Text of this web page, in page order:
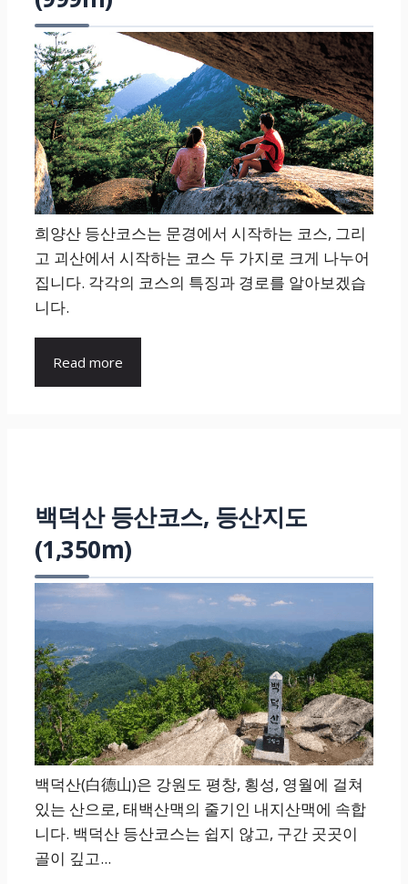
희양산 등산코스는 문경에서 시작하는 코스, 그리
고 괴산에서 시작하는 코스 두 가지로 크게 나누어
집니다. 각각의 코스의 특징과 경로를 알아보겠습
니다.
Read more
백덕산 등산코스, 등산지도
(1,350m)
백덕산(白德山)은 강원도 평창, 횡성, 영월에 걸쳐
있는 산으로, 태백산맥의 줄기인 내지산맥에 속합
니다. 백덕산 등산코스는 쉽지 않고, 구간 곳곳이
골이 깊고...